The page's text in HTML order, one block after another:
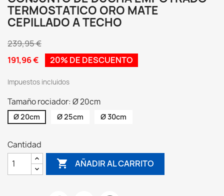
TERMOSTATICO ORO MATE
CEPILLADO A TECHO
239,95 €
191,96 €
20% DE DESCUENTO
Impuestos incluidos
Tamaño rociador: Ø 20cm
Ø 20cm Ø 25cm Ø 30cm
Cantidad
 AÑADIR AL CARRITO